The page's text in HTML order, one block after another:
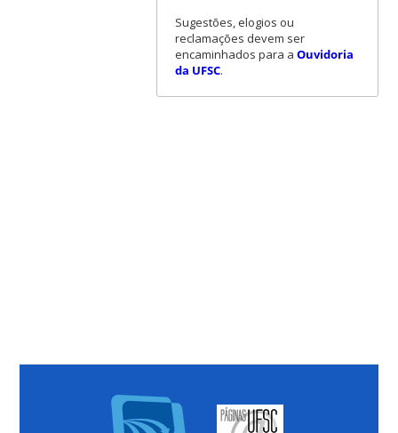
Sugestões, elogios ou
reclamações devem ser
encaminhados para a Ouvidoria
da UFSC.